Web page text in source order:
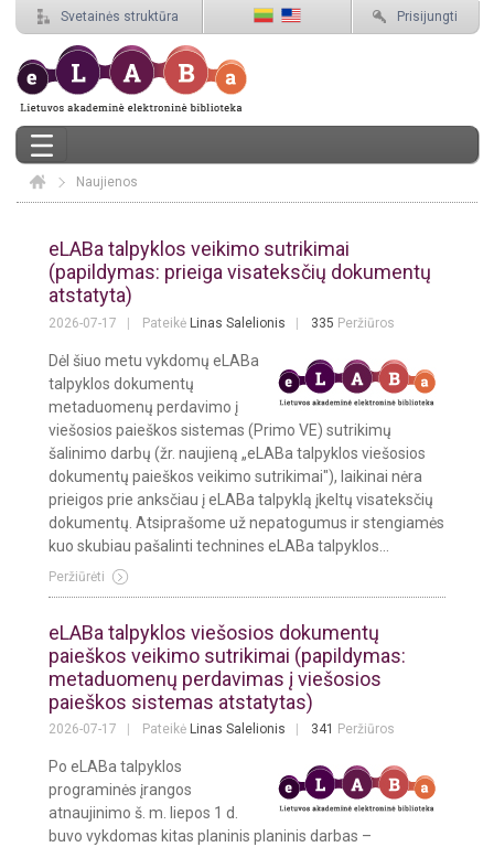
Svetainės struktūra Prisijungti
Elaba
Naujienos
eLABa talpyklos veikimo sutrikimai
(papildymas: prieiga visateksčių dokumentų
atstatyta)
2026-07-17 Pateikė Linas Salelionis 335 Peržiūros
Dėl šiuo metu vykdomų eLABa
talpyklos dokumentų
metaduomenų perdavimo į
viešosios paieškos sistemas (Primo VE) sutrikimų
šalinimo darbų (žr. naujieną „eLABa talpyklos viešosios
dokumentų paieškos veikimo sutrikimai"), laikinai nėra
prieigos prie anksčiau į eLABa talpyklą įkeltų visateksčių
dokumentų. Atsiprašome už nepatogumus ir stengiamės
kuo skubiau pašalinti technines eLABa talpyklos...
Peržiūrėti
eLABa talpyklos viešosios dokumentų
paieškos veikimo sutrikimai (papildymas:
metaduomenų perdavimas į viešosios
paieškos sistemas atstatytas)
2026-07-17 Pateikė Linas Salelionis 341 Peržiūros
Po eLABa talpyklos
programinės įrangos
atnaujinimo š. m. liepos 1 d.
buvo vykdomas kitas planinis planinis darbas –